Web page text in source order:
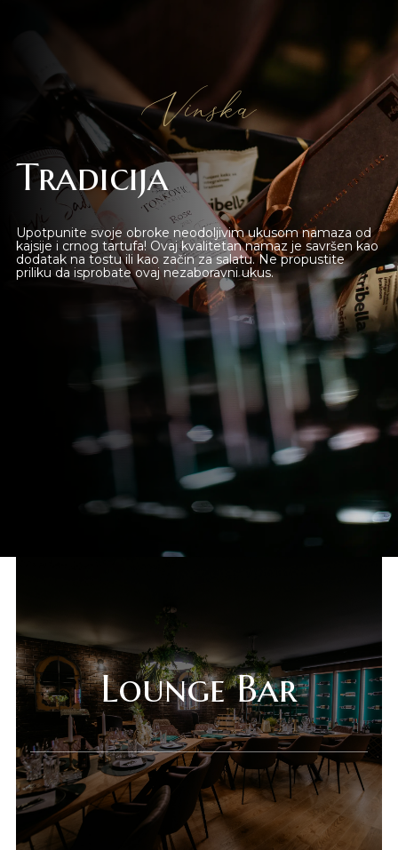
Online shop
Beograd
Gift Shop
O nama
Deli Market
Lounge Bar
Kontakt
Vinska
Tradicija
Upotpunite svoje obroke neodoljivim ukusom namaza od
kajsije i crnog tartufa! Ovaj kvalitetan namaz je savršen kao
dodatak na tostu ili kao začin za salatu. Ne propustite
priliku da isprobate ovaj nezaboravni ukus.
Lounge Bar